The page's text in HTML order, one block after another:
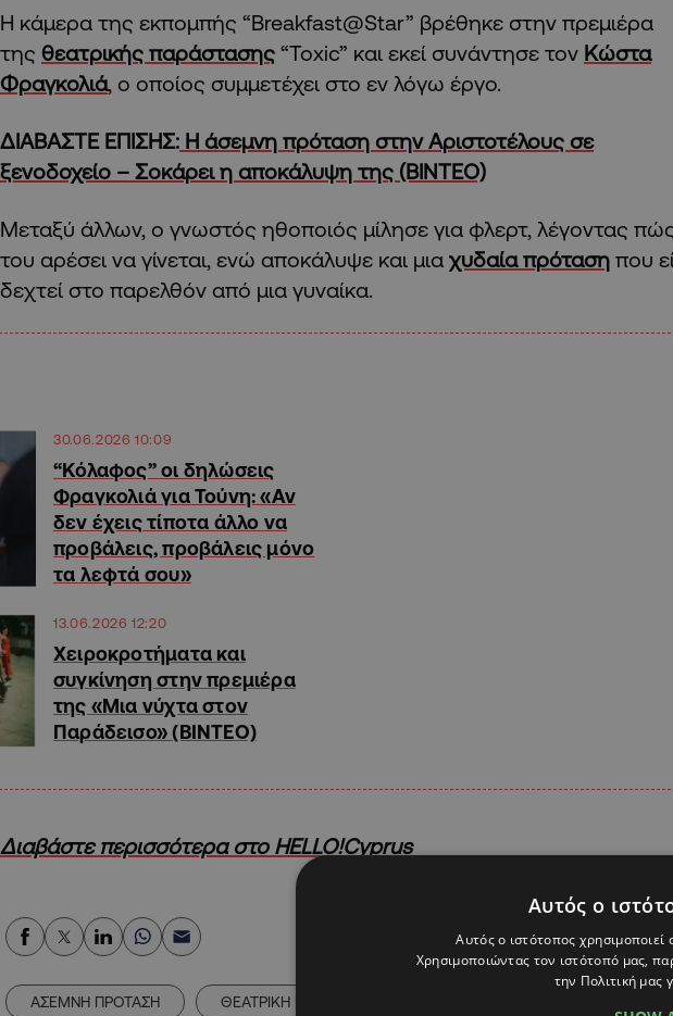
Η κάμερα της εκπομπής “Breakfast@Star” βρέθηκε στην πρεμιέρα
της θεατρικής παράστασης “Toxic” και εκεί συνάντησε τον Κώστα
Φραγκολιά, ο οποίος συμμετέχει στο εν λόγω έργο.
ΔΙΑΒΑΣΤΕ ΕΠΙΣΗΣ: H άσεμνη πρόταση στην Αριστοτέλους σε
ξενοδοχείο – Σοκάρει η αποκάλυψη της (ΒΙΝΤΕΟ)
Μεταξύ άλλων, ο γνωστός ηθοποιός μίλησε για φλερτ, λέγοντας
του αρέσει να γίνεται, ενώ αποκάλυψε και μια χυδαία πρόταση που
δεχτεί στο παρελθόν από μια γυναίκα.
30.06.2026 10:09
“Κόλαφος” οι δηλώσεις
Φραγκολιά για Τούνη: «Αν
δεν έχεις τίποτα άλλο να
προβάλεις, προβάλεις μόνο
τα λεφτά σου»
13.06.2026 12:20
Χειροκροτήματα και
συγκίνηση στην πρεμιέρα
της «Μια νύχτα στον
Παράδεισο» (ΒΙΝΤΕΟ)
Διαβάστε περισσότερα στο HELLO!Cyprus
Alpha
ΑΣΕΜΝΗ ΠΡΟΤΑΣΗ ΘΕΑΤΡΙΚΗ ΠΑΡΑΣΤΑΣΗ
Αυτός ο
Αυτός ο ιστότοπος
Χρησιμοποιώντας τον ιστότοπό μας,
την Πολιτική μας